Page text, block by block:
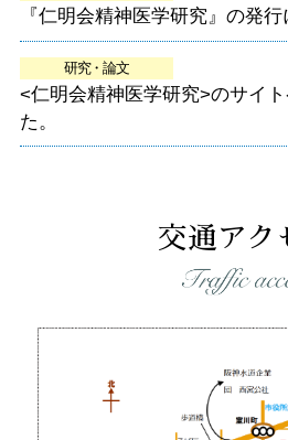
『仁明会精神医学研究』の発行
研究・論文
<仁明会精神医学研究>のサイ
た。
交通アク